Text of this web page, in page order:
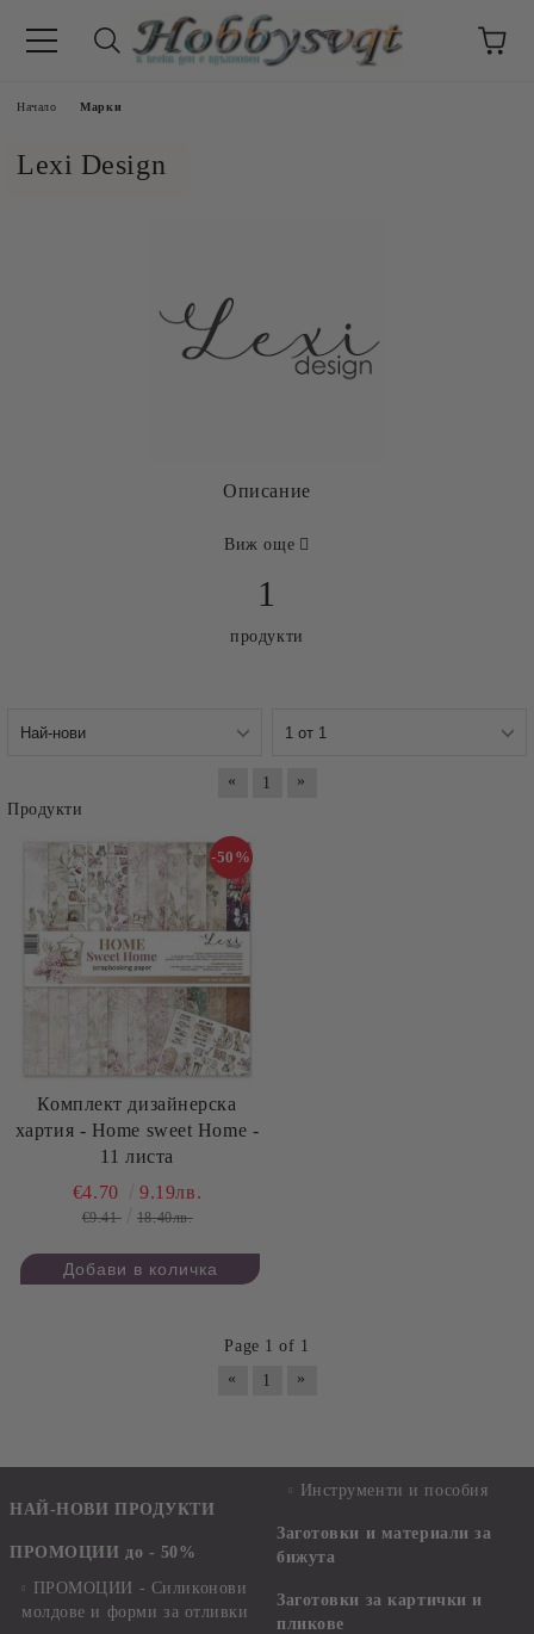
Начало Марки
Lexi Design
Описание
Виж още
1
продукти
« 1
»
Продукти
Комплект дизайнерска
хартия - Home sweet Home -
11 листа
-50%
€4.70 9.19лв.
€9.41 18.40лв.
Page 1 of 1
«
1 »
НАЙ-НОВИ ПРОДУКТИ
ПРОМОЦИИ до - 50%
ПРОМОЦИИ - Силиконови
молдове и форми за отливки
Инструменти и пособия
Заготовки и материали за
бижута
Заготовки за картички и
пликове